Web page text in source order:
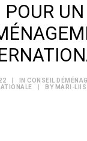
POUR UN
IN CONSEIL
BY MARI-LIIS